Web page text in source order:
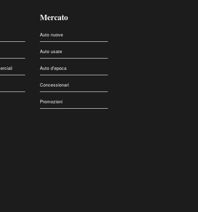
Mercato
Auto nuove
Auto usate
Auto d'epoca
Concessionari
Promozioni